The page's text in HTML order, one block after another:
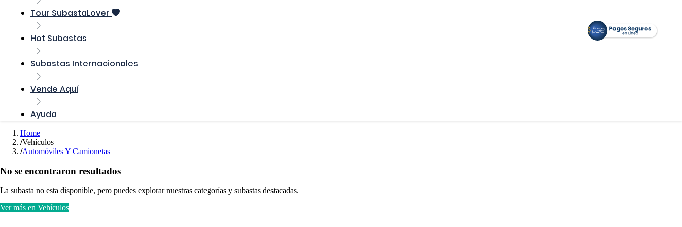
Tour SubastaLover
Hot Subastas
Subastas Internacionales
Vende Aquí
Ayuda
Home
Vehículos
Automóviles Y Camionetas
No se encontraron resultados
La subasta no esta disponible, pero puedes explorar nuestras categorías y subastas destacadas.
Ver más en Vehículos